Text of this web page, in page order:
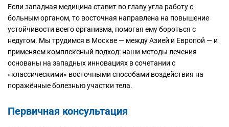
Если западная медицина ставит во главу угла работу с
больным органом, то восточная направлена на повышение
устойчивости всего организма, помогая ему бороться с
недугом. Мы трудимся в Москве — между Азией и Европой — и
применяем комплексный подход: наши методы лечения
основаны на западных инновациях в сочетании с
«классическими» восточными способами воздействия на
поражённые болезнью участки тела.
Первичная консультация